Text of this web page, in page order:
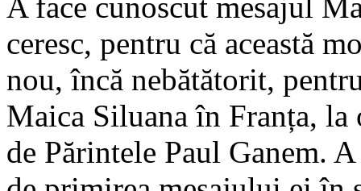
A face cunoscut mesajul
ceresc, pentru că această
nou, încă nebătătorit,
Maica Siluana în Franța,
de Părintele Paul Ganem.